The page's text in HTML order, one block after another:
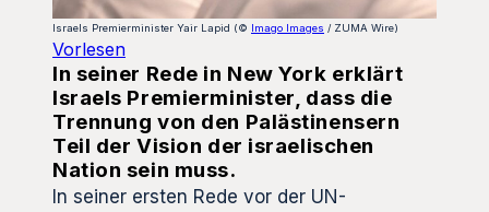
Israels Premierminister Yair Lapid (© Imago Images / ZUMA Wire)
Vorlesen
In seiner Rede in New York erklärt
Israels Premierminister, dass die
Trennung von den Palästinensern
Teil der Vision der israelischen
Nation sein muss.
In seiner ersten Rede vor der UN-